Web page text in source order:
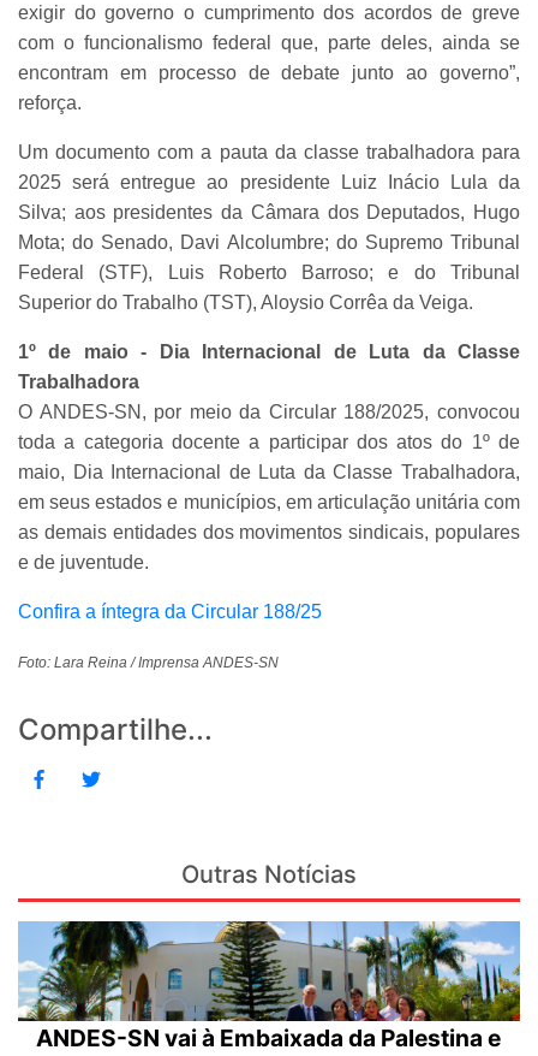
exigir do governo o cumprimento dos acordos de greve
com o funcionalismo federal que, parte deles, ainda se
encontram em processo de debate junto ao governo”,
reforça.
Um documento com a pauta da classe trabalhadora para
2025 será entregue ao presidente Luiz Inácio Lula da
Silva; aos presidentes da Câmara dos Deputados, Hugo
Mota; do Senado, Davi Alcolumbre; do Supremo Tribunal
Federal (STF), Luis Roberto Barroso; e do Tribunal
Superior do Trabalho (TST), Aloysio Corrêa da Veiga.
1º de maio - Dia Internacional de Luta da Classe
Trabalhadora
O ANDES-SN, por meio da Circular 188/2025, convocou
toda a categoria docente a participar dos atos do 1º de
maio, Dia Internacional de Luta da Classe Trabalhadora,
em seus estados e municípios, em articulação unitária com
as demais entidades dos movimentos sindicais, populares
e de juventude.
Confira a íntegra da Circular 188/25
Foto: Lara Reina / Imprensa ANDES-SN
Compartilhe...
Outras Notícias
ANDES-SN vai à Embaixada da Palestina e